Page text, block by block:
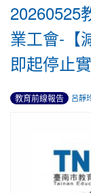
20260525
業工會-【
即起停止
教育前線報告 呂靜